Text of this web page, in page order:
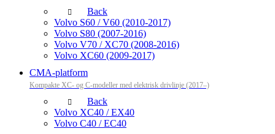
Back
Volvo S60 / V60 (2010-2017)
Volvo S80 (2007-2016)
Volvo V70 / XC70 (2008-2016)
Volvo XC60 (2009-2017)
CMA-platform
Kompakte XC- og C-modeller med elektrisk drivlinje (2017–)
Back
Volvo XC40 / EX40
Volvo C40 / EC40